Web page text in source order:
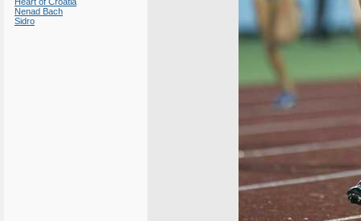
Nenad Bach
Sidro